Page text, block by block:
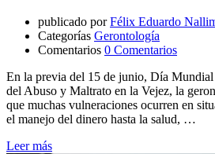
publicado por Félix Eduardo
Categorías Gerontología
Comentarios 0 Comentarios
En la previa del 15 de junio, Día
del Abuso y Maltrato en la Vejez, la
que muchas vulneraciones ocurren en
el manejo del dinero hasta la salud, …
Leer más